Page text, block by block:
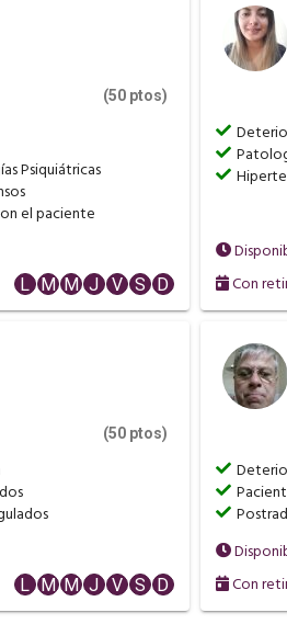
(50 ptos)
Psiquiátricas
el paciente
L M M J V S D
Con
(50 ptos)
L M M J V S D
Con